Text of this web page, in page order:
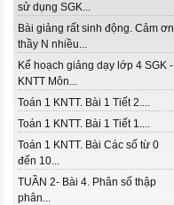
sử dụng SGK...
Bài giảng rất sinh động. Cảm ơn
thầy N nhiều...
Kế hoạch giảng dạy lớp 4 SGK -
KNTT Môn...
Toán 1 KNTT. Bài 1 Tiết 2....
Toán 1 KNTT. Bài 1 Tiết 1....
Toán 1 KNTT. Bài Các số từ 0
đến 10...
TUẦN 2- Bài 4. Phân số thập
phân...